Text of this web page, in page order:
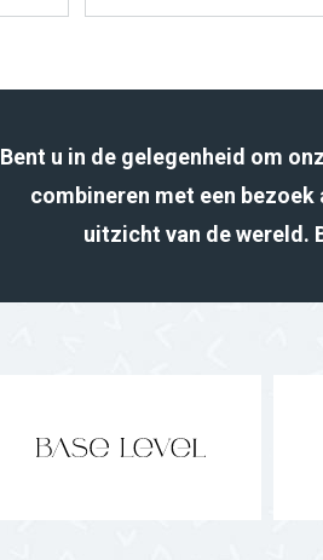
Bent u in de gelegenheid om
combineren met een
uitzicht van de wereld.